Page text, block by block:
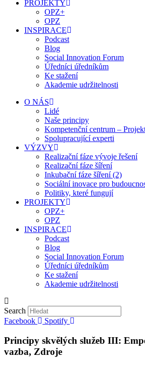
PROJEKTY
OPZ+
OPZ
INSPIRACE
Podcast
Blog
Social Innovation Forum
Úředníci úředníkům
Ke stažení
Akademie udržitelnosti
O NÁS
Lidé
Naše principy
Kompetenční centrum –
Spolupracující experti
VÝZVY
Realizační fáze vývoje řešení
Realizační fáze šíření
Inkubační fáze šíření (2)
Sociální inovace pro
Politiky, které fungují
PROJEKTY
OPZ+
OPZ
INSPIRACE
Podcast
Blog
Social Innovation Forum
Úředníci úředníkům
Ke stažení
Akademie udržitelnosti
Search
Facebook
Spotify
Principy skvělých služeb III:
vazba, Zdroje